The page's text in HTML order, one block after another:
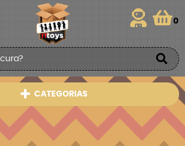
0
CATEGORIAS